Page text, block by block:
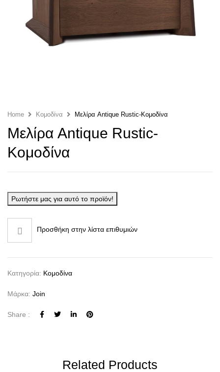
Home Κομοδίνα Μελίρα Antique Rustic-Κομοδίνα
Μελίρα Antique Rustic-
Κομοδίνα
Ρωτήστε μας για αυτό το προϊόν!
Προσθήκη στην λίστα επιθυμιών
Κατηγορία: Κομοδίνα
Μάρκα: Join
Share :
Related Products